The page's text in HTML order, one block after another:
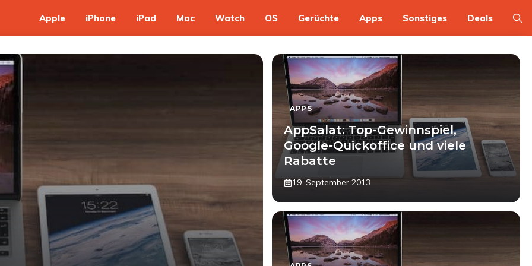
Apple iPhone iPad Mac Watch OS Gerüchte Apps Sonstiges Deals
APPS
AppSalat: Top-Gewinnspiel,
Google-Quickoffice und viele
Rabatte
19. September 2013